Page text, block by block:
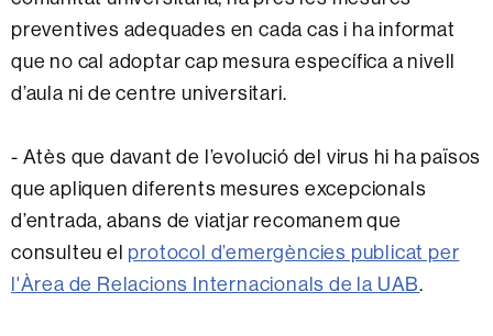
preventives adequades en cada cas i ha informat
que no cal adoptar cap mesura específica a nivell
d’aula ni de centre universitari.
- Atès que davant de l’evolució del virus hi ha països
que apliquen diferents mesures excepcionals
d’entrada, abans de viatjar recomanem que
consulteu el protocol d’emergències publicat per
l'Àrea de Relacions Internacionals de la UAB.